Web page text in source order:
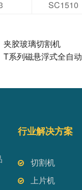
SC1510
夹胶玻璃切割机
T系列磁悬浮式全自
行业解决方案
切割机
上片机